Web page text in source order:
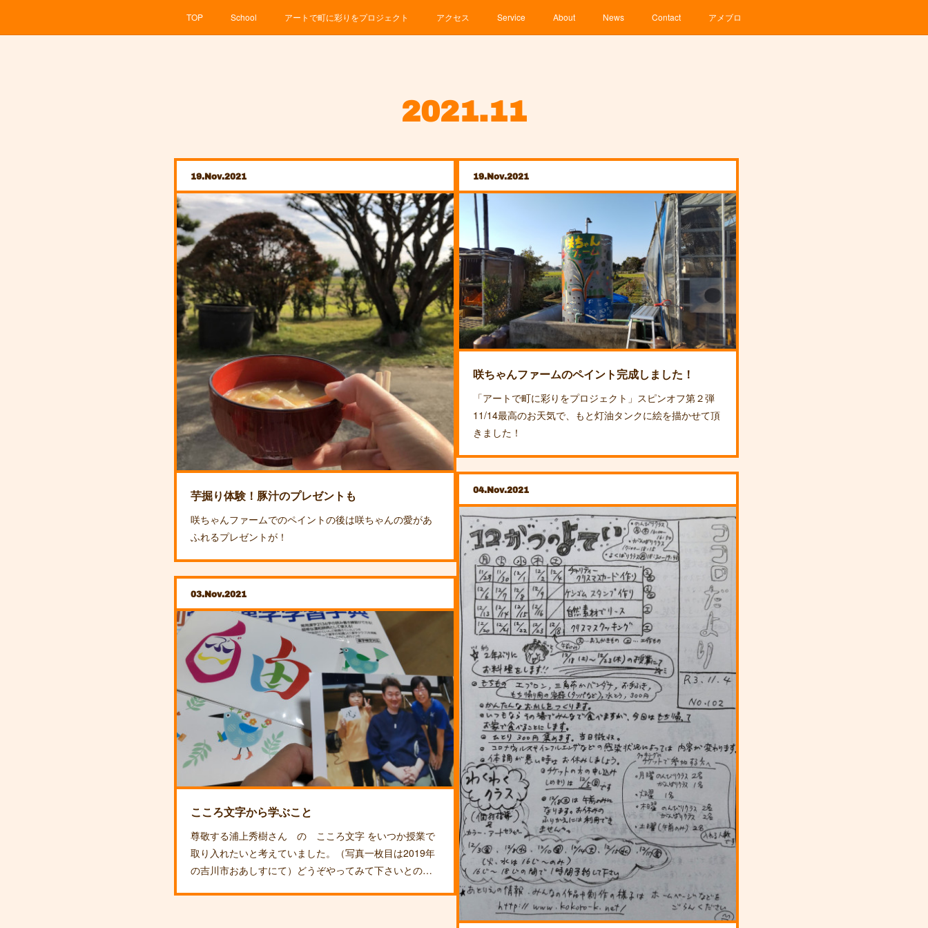
TOP School アートで町に彩りをプロジェクト アクセス Service About News Contact アメブロ
2021.11
19 Nov 2021
芋掘り体験！豚汁のプレゼントも
咲ちゃんファームでのペイントの後は咲ちゃんの愛があ
ふれるプレゼントが！
19 Nov 2021
咲ちゃんファームのペイント完成しました！
「アートで町に彩りをプロジェクト」スピンオフ第２弾
11/14最高のお天気で、もと灯油タンクに絵を描かせて頂
きました！
04 Nov 2021
03 Nov 2021
こころ文字から学ぶこと
尊敬する浦上秀樹さん の こころ文字 をいつか授業で
取り入れたいと考えていました。（写真一枚目は2019年
の吉川市おあしすにて）どうぞやってみて下さいとの…